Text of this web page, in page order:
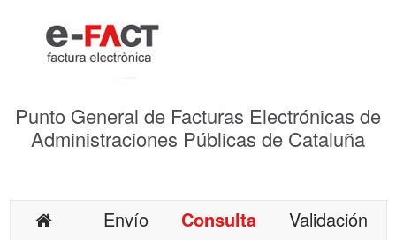
Punto General de Facturas Electrónicas de
Administraciones Públicas de Cataluña
Envío Consulta
Validación